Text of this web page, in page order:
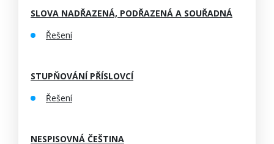
SLOVA NADŘAZENÁ, PODŘAZENÁ A SOUŘADNÁ
Řešení
STUPŇOVÁNÍ PŘÍSLOVCÍ
Řešení
NESPISOVNÁ ČEŠTINA